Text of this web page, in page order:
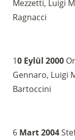
Mezzetti, Luigi
Ragnacci
10 Eylül 2000
Gennaro, Luigi
Bartoccini
6 Mart 2004